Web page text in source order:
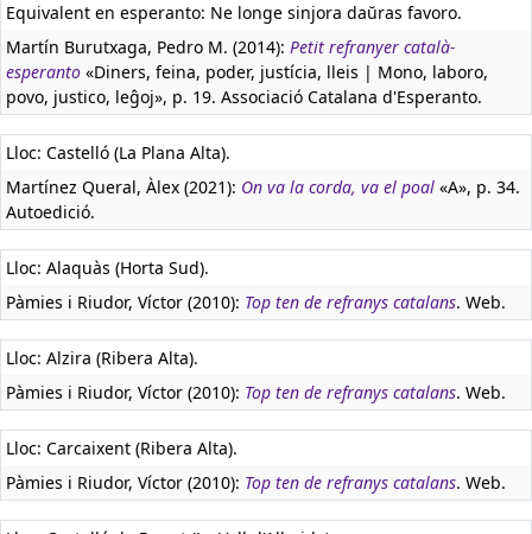
Equivalent en esperanto: Ne longe sinjora daŭras favoro.
Martín Burutxaga, Pedro M. (2014): Petit refranyer català-
esperanto «Diners, feina, poder, justícia, lleis | Mono, laboro,
povo, justico, leĝoj», p. 19. Associació Catalana d'Esperanto.
Lloc: Castelló (La Plana Alta).
Martínez Queral, Àlex (2021): On va la corda, va el poal «A», p. 34.
Autoedició.
Lloc: Alaquàs (Horta Sud).
Pàmies i Riudor, Víctor (2010): Top ten de refranys catalans. Web.
Lloc: Alzira (Ribera Alta).
Pàmies i Riudor, Víctor (2010): Top ten de refranys catalans. Web.
Lloc: Carcaixent (Ribera Alta).
Pàmies i Riudor, Víctor (2010): Top ten de refranys catalans. Web.